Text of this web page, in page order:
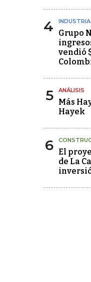
4 INDUSTRIA
Grupo
vendió
5 ANÁLISIS
Más
Hayek
6 El
de La